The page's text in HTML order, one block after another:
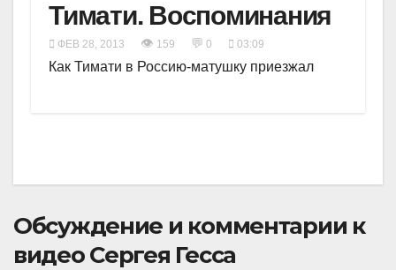
Тимати. Воспоминания
ФЕВ 28, 2013 👁 159 💬 0 03:09
Как Тимати в Россию-матушку приезжал
Обсуждение и комментарии к
видео Сергея Гесса